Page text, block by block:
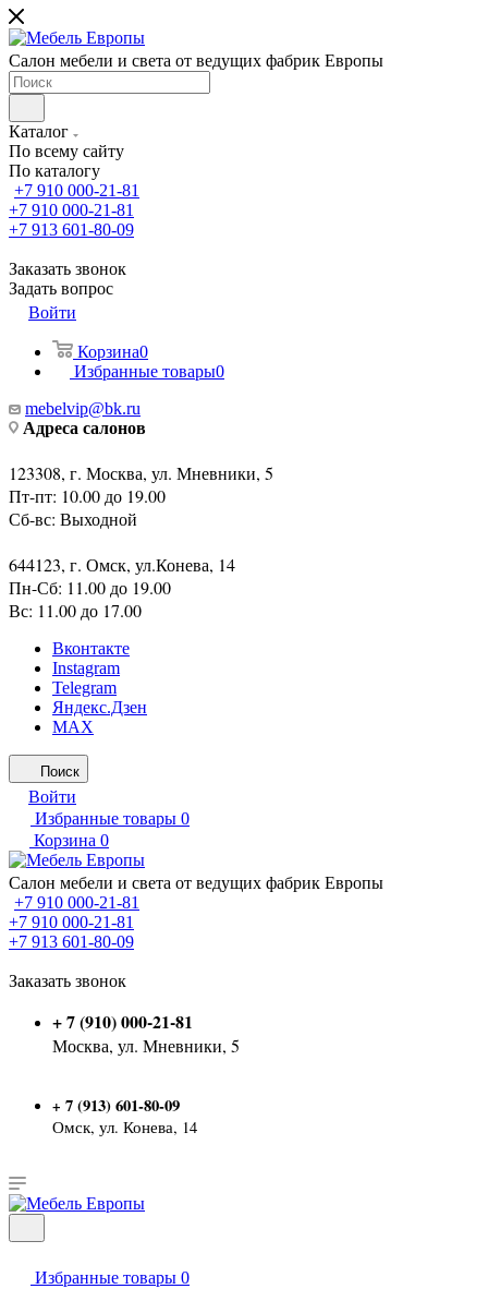
Салон мебели и света от ведущих фабрик Европы
Каталог
По всему сайту
По каталогу
+7 910 000-21-81
+7 910 000-21-81
+7 913 601-80-09
Заказать звонок
Задать вопрос
Войти
Корзина0
Избранные товары0
mebelvip@bk.ru
Адреса салонов
123308, г. Москва, ул. Мневники, 5
Пт-пт: 10.00 до 19.00
Сб-вс: Выходной
644123, г. Омск, ул.Конева, 14
Пн-Сб: 11.00 до 19.00
Вс: 11.00 до 17.00
Вконтакте
Instagram
Telegram
Яндекс.Дзен
MAX
Поиск
Войти
Избранные товары 0
Корзина 0
Салон мебели и света от ведущих фабрик Европы
+7 910 000-21-81
+7 910 000-21-81
+7 913 601-80-09
Заказать звонок
+ 7 (910) 000-21-81
Москва, ул. Мневники, 5
+ 7 (913) 601-80-09
Омск, ул. Конева, 14
Избранные товары 0